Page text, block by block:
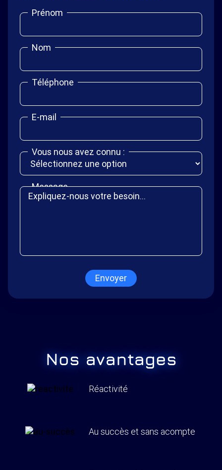
Prénom
Nom
Téléphone
E-mail
Vous nous avez connu :
Message
Envoyer
Nos avantages
Réactivité
Au succès et sans acompte